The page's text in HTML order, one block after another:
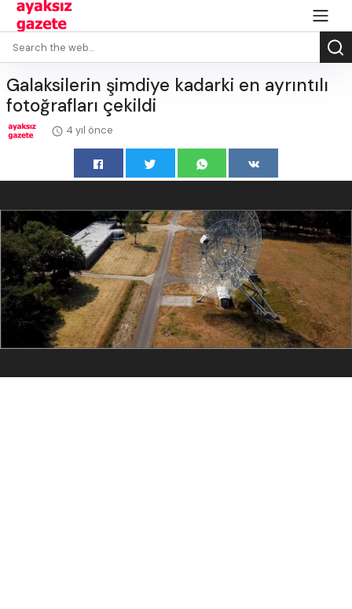
Galaksilerin şimdiye kadarki en ayrıntılı
fotoğrafları çekildi
4 yıl önce